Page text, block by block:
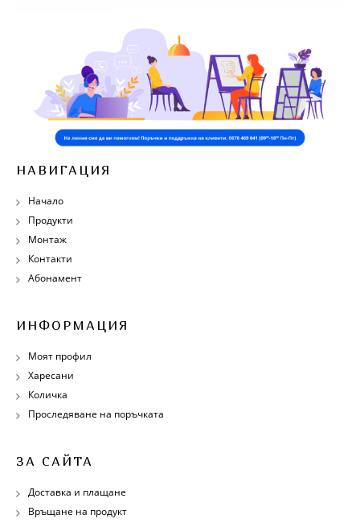
НАВИГАЦИЯ
Начало
Продукти
Монтаж
Контакти
Абонамент
ИНФОРМАЦИЯ
Моят профил
Харесани
Количка
Проследяване на поръчката
ЗА САЙТА
Доставка и плащане
Връщане на продукт